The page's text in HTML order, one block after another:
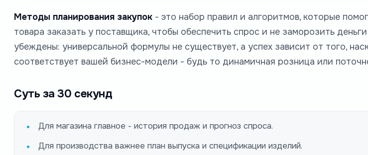
Методы планирования закупок - это набор правил и алгоритмов, которые
товара заказать у поставщика, чтобы обеспечить спрос и не заморозить
убеждены: универсальной формулы не существует, а успех зависит от того,
соответствует вашей бизнес-модели - будь то динамичная розница или
Суть за 30 секунд
Для магазина главное - история продаж и прогноз спроса.
Для производства важнее план выпуска и спецификации изделий.